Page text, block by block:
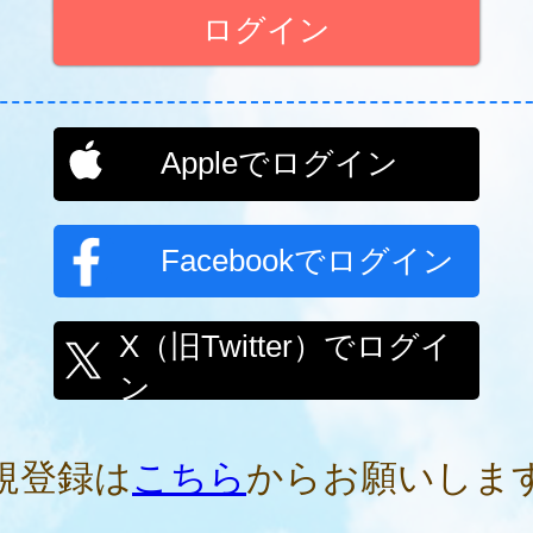
Appleでログイン
Facebookでログイン
X（旧Twitter）でログイ
ン
登録はこちらからお願いしま